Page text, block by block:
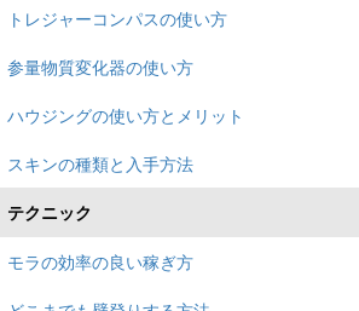
トレジャーコンパスの使い方
参量物質変化器の使い方
ハウジングの使い方とメリット
スキンの種類と入手方法
テクニック
モラの効率の良い稼ぎ方